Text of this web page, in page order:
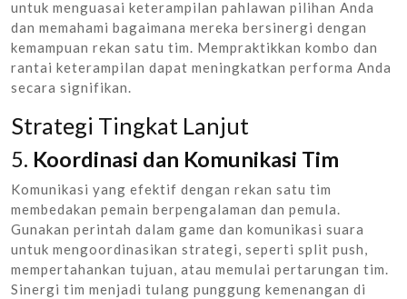
untuk menguasai keterampilan pahlawan pilihan Anda
dan memahami bagaimana mereka bersinergi dengan
kemampuan rekan satu tim. Mempraktikkan kombo dan
rantai keterampilan dapat meningkatkan performa Anda
secara signifikan.
Strategi Tingkat Lanjut
5. Koordinasi dan Komunikasi Tim
Komunikasi yang efektif dengan rekan satu tim
membedakan pemain berpengalaman dan pemula.
Gunakan perintah dalam game dan komunikasi suara
untuk mengoordinasikan strategi, seperti split push,
mempertahankan tujuan, atau memulai pertarungan tim.
Sinergi tim menjadi tulang punggung kemenangan di